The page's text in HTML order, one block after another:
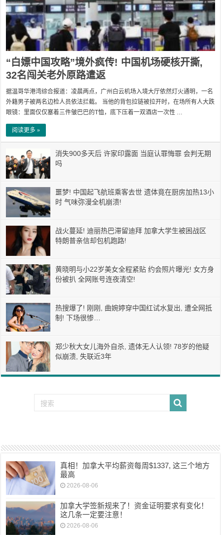
“白嫖中国攻略”境外疯传! 中国机场硬核开撕,
32名闯关老外原路遣返
据温哥华港湾综合报道：凌晨两点，广州白云机场入境大厅依然灯火通明，一名
外籍男子被两名边检人员依法拦截。 当他的背包拉链被拉开时，在场所有人大跌
眼镜：里面仅仅塞着三件皱巴巴的T恤，底下压着一双酒店一次性 …
阅读更多 »
消失900多天后 许家印露面 当庭认罪悔罪 会判无期
吗
噩梦! 中国起飞航班乘客去世 遗体竟在厨房加热13小
时 气味弥漫全机崩溃!
战火蔓延! 迪丽热巴滞留迪拜 加拿大学生被困战区
特朗普亲信却包机跑路!
黄晓明与小22岁美女全程紧贴 约会照片曝光! 女方身
份被扒 全网账号连夜清空!
热搜爆了! 刚刚, 曲婉婷穿中国红试水复出, 遭全网抵
制! 下场很惨…
郑少秋大女儿海外自杀, 遗体无人认领! 78岁的他疑
似崩溃, 失联近3年
真相！加拿大平均薪资每周$1337, 这三个地方
最高
2026-08-06
加拿大学签新规来了！资金证明要求有变化！
这几条一定要注意！
2026-08-06